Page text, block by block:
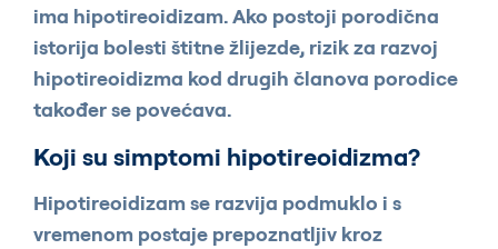
ima hipotireoidizam. Ako postoji porodična
istorija bolesti štitne žlijezde, rizik za razvoj
hipotireoidizma kod drugih članova porodice
također se povećava.
Koji su simptomi hipotireoidizma?
Hipotireoidizam se razvija podmuklo i s
vremenom postaje prepoznatljiv kroz